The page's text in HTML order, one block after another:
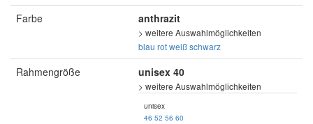
Farbe
anthrazit
> weitere Auswahlmöglichkeiten
blau rotweißschwarz
Rahmengröße unisex 40
> weitere Auswahlmöglichkeiten
unisex
46 52 56 60